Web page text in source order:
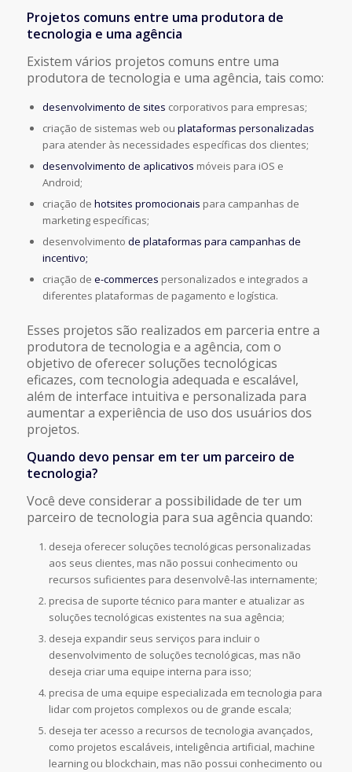
Projetos comuns entre uma produtora de
tecnologia e uma agência
Existem vários projetos comuns entre uma
produtora de tecnologia e uma agência, tais como:
desenvolvimento de sites corporativos para empresas;
criação de sistemas web ou plataformas personalizadas
para atender às necessidades específicas dos clientes;
desenvolvimento de aplicativos móveis para iOS e
Android;
criação de hotsites promocionais para campanhas de
marketing específicas;
desenvolvimento de plataformas para campanhas de
incentivo;
criação de e-commerces personalizados e integrados a
diferentes plataformas de pagamento e logística.
Esses projetos são realizados em parceria entre a
produtora de tecnologia e a agência, com o
objetivo de oferecer soluções tecnológicas
eficazes, com tecnologia adequada e escalável,
além de interface intuitiva e personalizada para
aumentar a experiência de uso dos usuários dos
projetos.
Quando devo pensar em ter um parceiro de
tecnologia?
Você deve considerar a possibilidade de ter um
parceiro de tecnologia para sua agência quando:
deseja oferecer soluções tecnológicas personalizadas
aos seus clientes, mas não possui conhecimento ou
recursos suficientes para desenvolvê-las internamente;
precisa de suporte técnico para manter e atualizar as
soluções tecnológicas existentes na sua agência;
deseja expandir seus serviços para incluir o
desenvolvimento de soluções tecnológicas, mas não
deseja criar uma equipe interna para isso;
precisa de uma equipe especializada em tecnologia para
lidar com projetos complexos ou de grande escala;
deseja ter acesso a recursos de tecnologia avançados,
como projetos escaláveis, inteligência artificial, machine
learning ou blockchain, mas não possui conhecimento ou